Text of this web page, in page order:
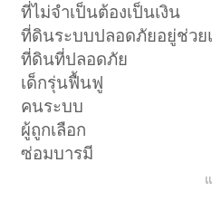
ที่ไม่จำเป็นต้องเป็นเงิน
ที่ดินระบบปลอดภัยอยู่ช่วย
ที่ดินที่ปลอดภัย
เด็กรุ่นฟื้นฟู
คนระบบ
ผู้ถูกเลือก
ซ่อมบารมี